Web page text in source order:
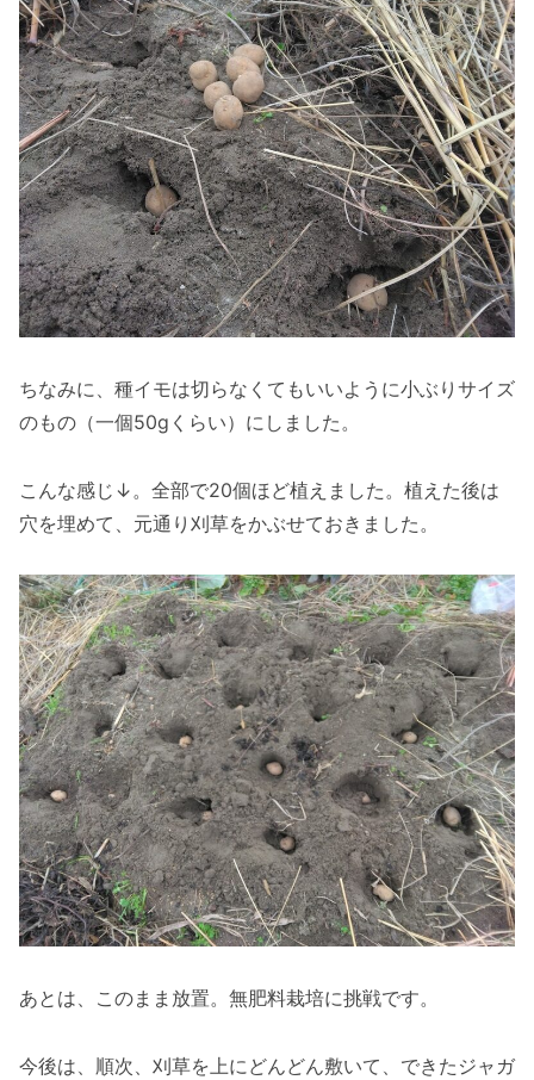
ちなみに、種イモは切らなくてもいいように小ぶりサイズ
のもの（一個50gくらい）にしました。
こんな感じ↓。全部で20個ほど植えました。植えた後は
穴を埋めて、元通り刈草をかぶせておきました。
あとは、このまま放置。無肥料栽培に挑戦です。
今後は、順次、刈草を上にどんどん敷いて、できたジャガ